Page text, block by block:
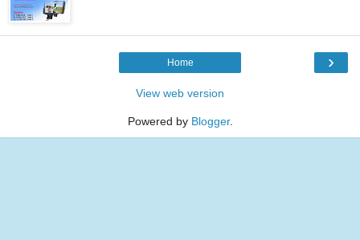
›
Home
View web version
Powered by Blogger.